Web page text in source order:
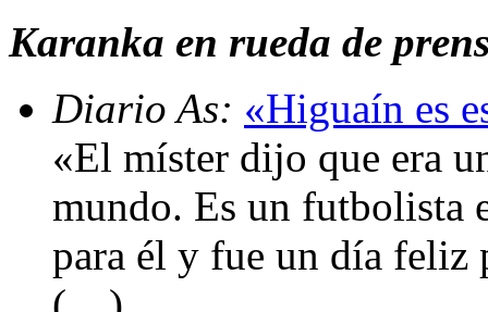
Karanka en rueda de
Diario As: «Higuaín es
«El míster dijo que era
mundo. Es un futbolista
para él y fue un día feliz